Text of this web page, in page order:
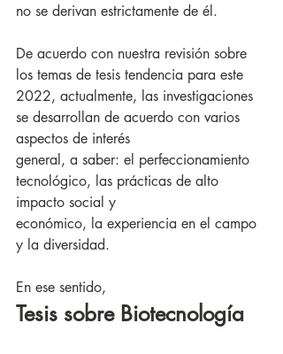
no se derivan estrictamente de él.
De acuerdo con nuestra revisión sobre
los temas de tesis tendencia para este
2022, actualmente, las investigaciones
se desarrollan de acuerdo con varios
aspectos de interés
general, a saber: el perfeccionamiento
tecnológico, las prácticas de alto
impacto social y
económico, la experiencia en el campo
y la diversidad.
En ese sentido,
Tesis sobre Biotecnología